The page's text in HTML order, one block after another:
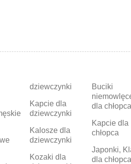
dziewczynki
Kapcie dla
dziewczynki
Kalosze dla
dziewczynki
Kozaki dla
Buciki
dla
Kapcie dla
chłopca
Japonki,
dla